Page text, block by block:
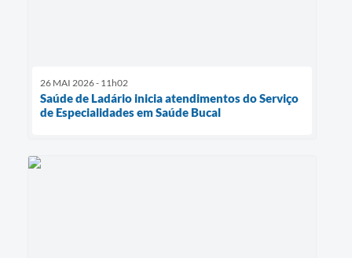
26 MAI 2026 - 11h02
Saúde de Ladário inicia atendimentos do Serviço
de Especialidades em Saúde Bucal